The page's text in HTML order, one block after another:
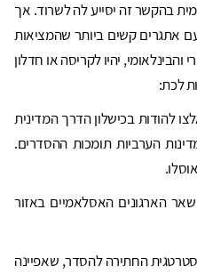
בהקשר זה יסייע לה לשרוד. אך
אתגרים קשים ביותר שהמציאות
יהיו לקריסה או חדלון
לכת:
להודות בכישלון הדרך המדינית
הערביות תומכות ההסדרים.
הארגונים האסלאמיים באזור
החתירה להסדר, שאפיינה